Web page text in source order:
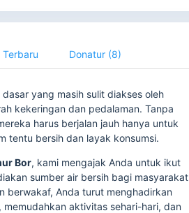
Terbaru Donatur (8)
yang masih sulit diakses oleh
kekeringan dan pedalaman. Tanpa
harus berjalan jauh hanya untuk
tentu bersih dan layak konsumsi.
Bor, kami mengajak Anda untuk ikut
sumber air bersih bagi masyarakat
berwakaf, Anda turut menghadirkan
aktivitas sehari-hari, dan